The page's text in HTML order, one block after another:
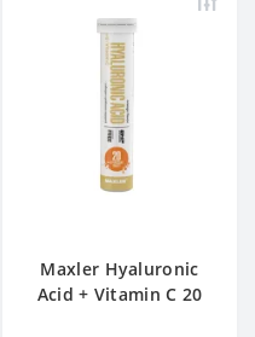
Maxler Hyaluronic
Acid + Vitamin C 20